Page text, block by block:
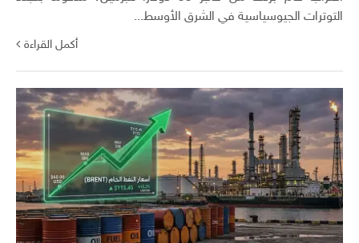
التوترات الجيوسياسية في الشرق الأوسط...
أكمل القراءة